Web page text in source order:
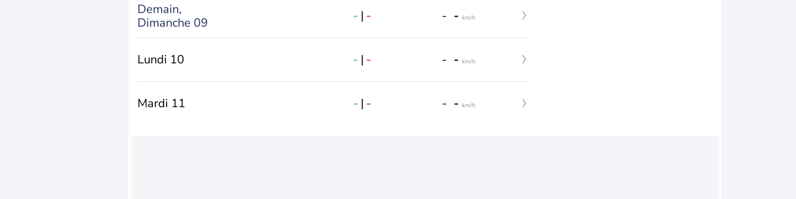
Demain,
Dimanche 09
- | - - - km/h
Lundi 10 - | - - - km/h
Mardi 11 - | - - - km/h